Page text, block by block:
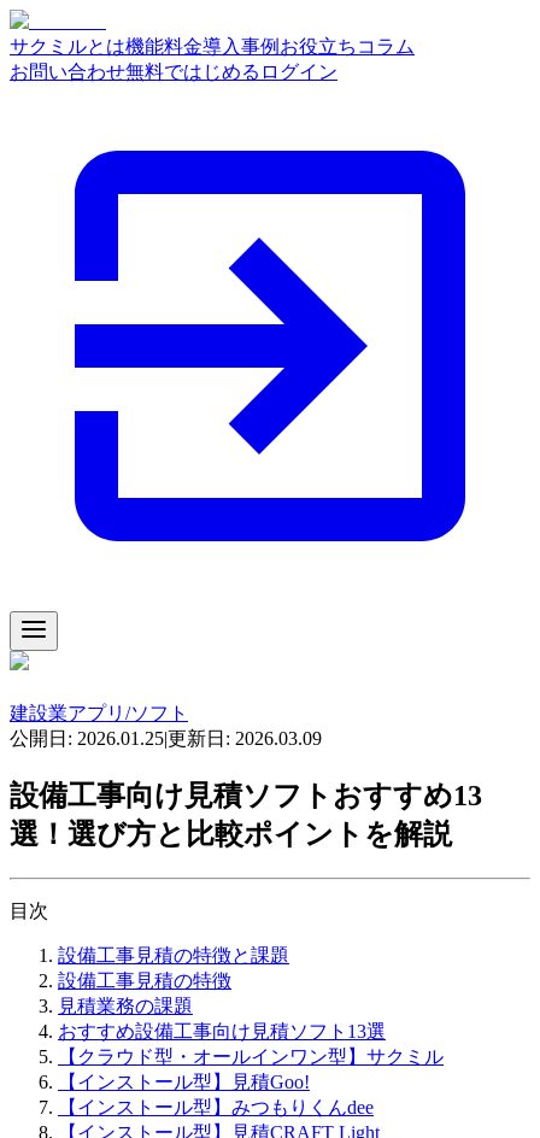
サクミルとは機能料金導入事例 お役立ちコラム
お問い合わせ無料ではじめる ログイン
建設業アプリ/ソフト
公開日: 2026.01.25|更新日: 2026.03.09
設備工事向け見積ソフトおすすめ13
選！選び方と比較ポイントを解説
目次
設備工事見積の特徴と課題
設備工事見積の特徴
見積業務の課題
おすすめ設備工事向け見積ソフト13選
【クラウド型・オールインワン型】サクミル
【インストール型】見積Goo!
【インストール型】みつもりくんdee
【インストール型】見積CRAFT Light